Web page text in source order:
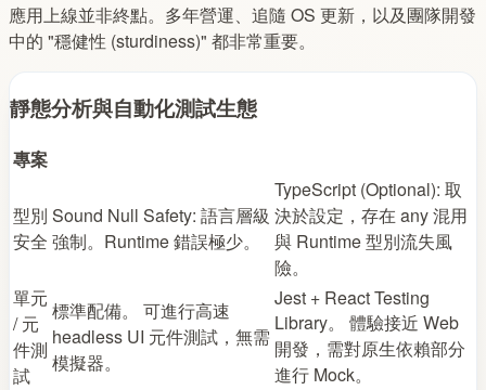
應用上線並非終點。多年營運、追隨 OS 更新，以及團隊開發
中的 "穩健性 (sturdiness)" 都非常重要。
靜態分析與自動化測試生態
專案
型別
安全
Sound Null Safety: 語言層級
強制。Runtime 錯誤極少。
TypeScript (Optional): 取
決於設定，存在 any 混用
與 Runtime 型別流失風
險。
單元
/ 元
件測
試
標準配備。 可進行高速
headless UI 元件測試，無需
模擬器。
Jest + React Testing
Library。 體驗接近 Web
開發，需對原生依賴部分
進行 Mock。